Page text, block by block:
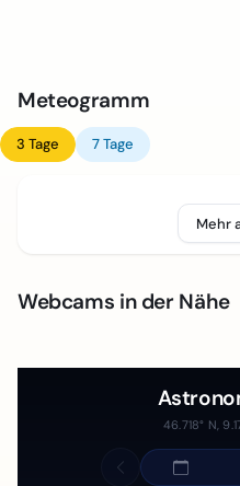
Meteogramm
3 Tage 7 Tage
Mehr
Webcams in der Nähe
46.718° N,